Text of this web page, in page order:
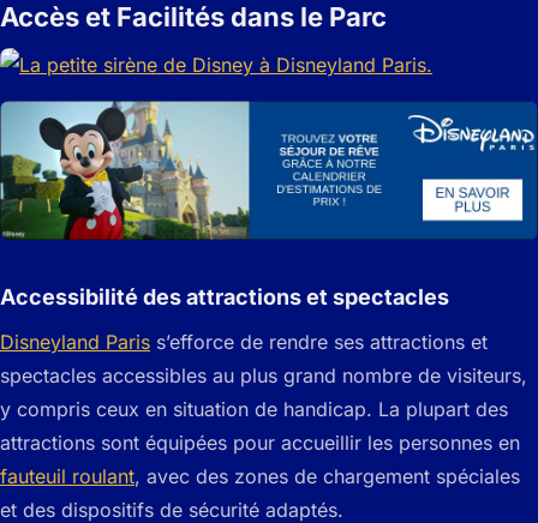
Accès et Facilités dans le Parc
Accessibilité des attractions et spectacles
Disneyland Paris s’efforce de rendre ses attractions et
spectacles accessibles au plus grand nombre de visiteurs,
y compris ceux en situation de handicap. La plupart des
attractions sont équipées pour accueillir les personnes en
fauteuil roulant, avec des zones de chargement spéciales
et des dispositifs de sécurité adaptés.